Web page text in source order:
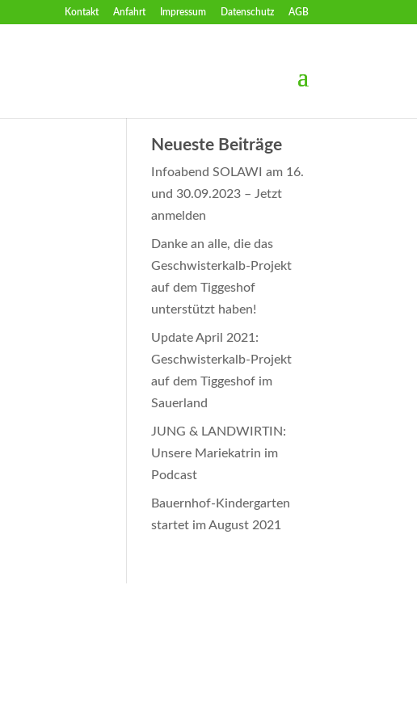
Kontakt Anfahrt Impressum Datenschutz AGB
Neueste Beiträge
Infoabend SOLAWI am 16.
und 30.09.2023 – Jetzt
anmelden
Danke an alle, die das
Geschwisterkalb-Projekt
auf dem Tiggeshof
unterstützt haben!
Update April 2021:
Geschwisterkalb-Projekt
auf dem Tiggeshof im
Sauerland
JUNG & LANDWIRTIN:
Unsere Mariekatrin im
Podcast
Bauernhof-Kindergarten
startet im August 2021